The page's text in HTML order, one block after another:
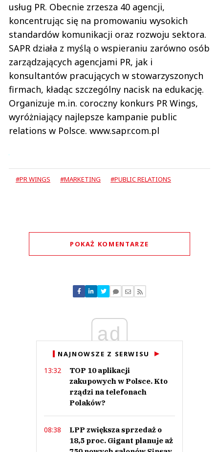
usług PR. Obecnie zrzesza 40 agencji,
koncentrując się na promowaniu wysokich
standardów komunikacji oraz rozwoju sektora.
SAPR działa z myślą o wspieraniu zarówno osób
zarządzających agencjami PR, jak i
konsultantów pracujących w stowarzyszonych
firmach, kładąc szczególny nacisk na edukację.
Organizuje m.in. coroczny konkurs PR Wings,
wyróżniający najlepsze kampanie public
relations w Polsce. www.sapr.com.pl
#PR WINGS #MARKETING #PUBLIC RELATIONS
POKAŻ KOMENTARZE
Nie znaleziono komentarzy
Zostaw swoje komentarze
Anuluj
ad
NAJNOWSZE Z SERWISU
13:32
TOP 10 aplikacji
zakupowych w Polsce. Kto
rządzi na telefonach
Polaków?
08:38
LPP zwiększa sprzedaż o
18,5 proc. Gigant planuje aż